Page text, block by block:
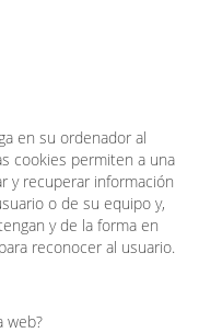
en su ordenador al
cookies permiten a una
y recuperar información
o de su equipo y,
y de la forma en
reconocer al usuario.
web?